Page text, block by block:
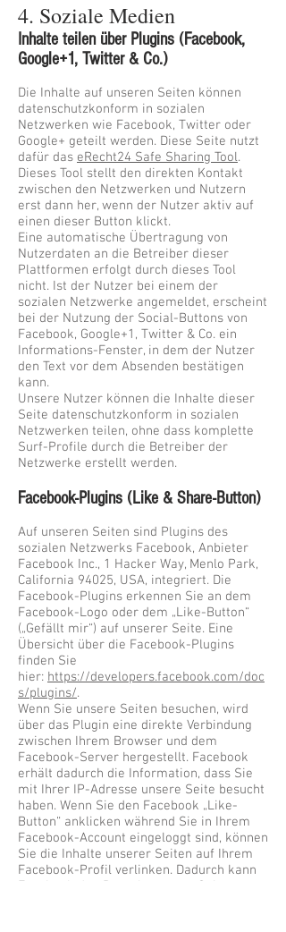
4. Soziale Medien
Inhalte teilen über Plugins (Facebook,
Google+1, Twitter & Co.)
Die Inhalte auf unseren Seiten können
datenschutzkonform in sozialen
Netzwerken wie Facebook, Twitter oder
Google+ geteilt werden. Diese Seite nutzt
dafür das eRecht24 Safe Sharing Tool.
Dieses Tool stellt den direkten Kontakt
zwischen den Netzwerken und Nutzern
erst dann her, wenn der Nutzer aktiv auf
einen dieser Button klickt.
Eine automatische Übertragung von
Nutzerdaten an die Betreiber dieser
Plattformen erfolgt durch dieses Tool
nicht. Ist der Nutzer bei einem der
sozialen Netzwerke angemeldet, erscheint
bei der Nutzung der Social-Buttons von
Facebook, Google+1, Twitter & Co. ein
Informations-Fenster, in dem der Nutzer
den Text vor dem Absenden bestätigen
kann.
Unsere Nutzer können die Inhalte dieser
Seite datenschutzkonform in sozialen
Netzwerken teilen, ohne dass komplette
Surf-Profile durch die Betreiber der
Netzwerke erstellt werden.
Facebook-Plugins (Like & Share-Button)
Auf unseren Seiten sind Plugins des
sozialen Netzwerks Facebook, Anbieter
Facebook Inc., 1 Hacker Way, Menlo Park,
California 94025, USA, integriert. Die
Facebook-Plugins erkennen Sie an dem
Facebook-Logo oder dem „Like-Button“
(„Gefällt mir“) auf unserer Seite. Eine
Übersicht über die Facebook-Plugins
finden Sie
hier: https://developers.facebook.com/doc
s/plugins/.
Wenn Sie unsere Seiten besuchen, wird
über das Plugin eine direkte Verbindung
zwischen Ihrem Browser und dem
Facebook-Server hergestellt. Facebook
erhält dadurch die Information, dass Sie
mit Ihrer IP-Adresse unsere Seite besucht
haben. Wenn Sie den Facebook „Like-
Button“ anklicken während Sie in Ihrem
Facebook-Account eingeloggt sind, können
Sie die Inhalte unserer Seiten auf Ihrem
Facebook-Profil verlinken. Dadurch kann
Facebook den Besuch unserer Seiten